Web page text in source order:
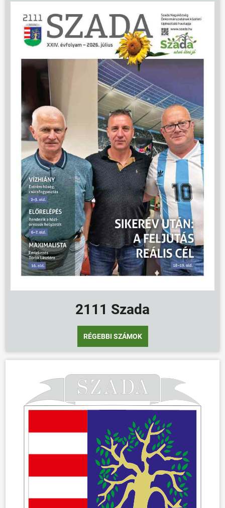
ÖNKORMÁNYZAT
ÜGYINTÉZÉS
KÖZÖSSÉG
HÍREK
VÁLASZTÁSOK
2111 Szada
RÉGEBBI SZÁMOK